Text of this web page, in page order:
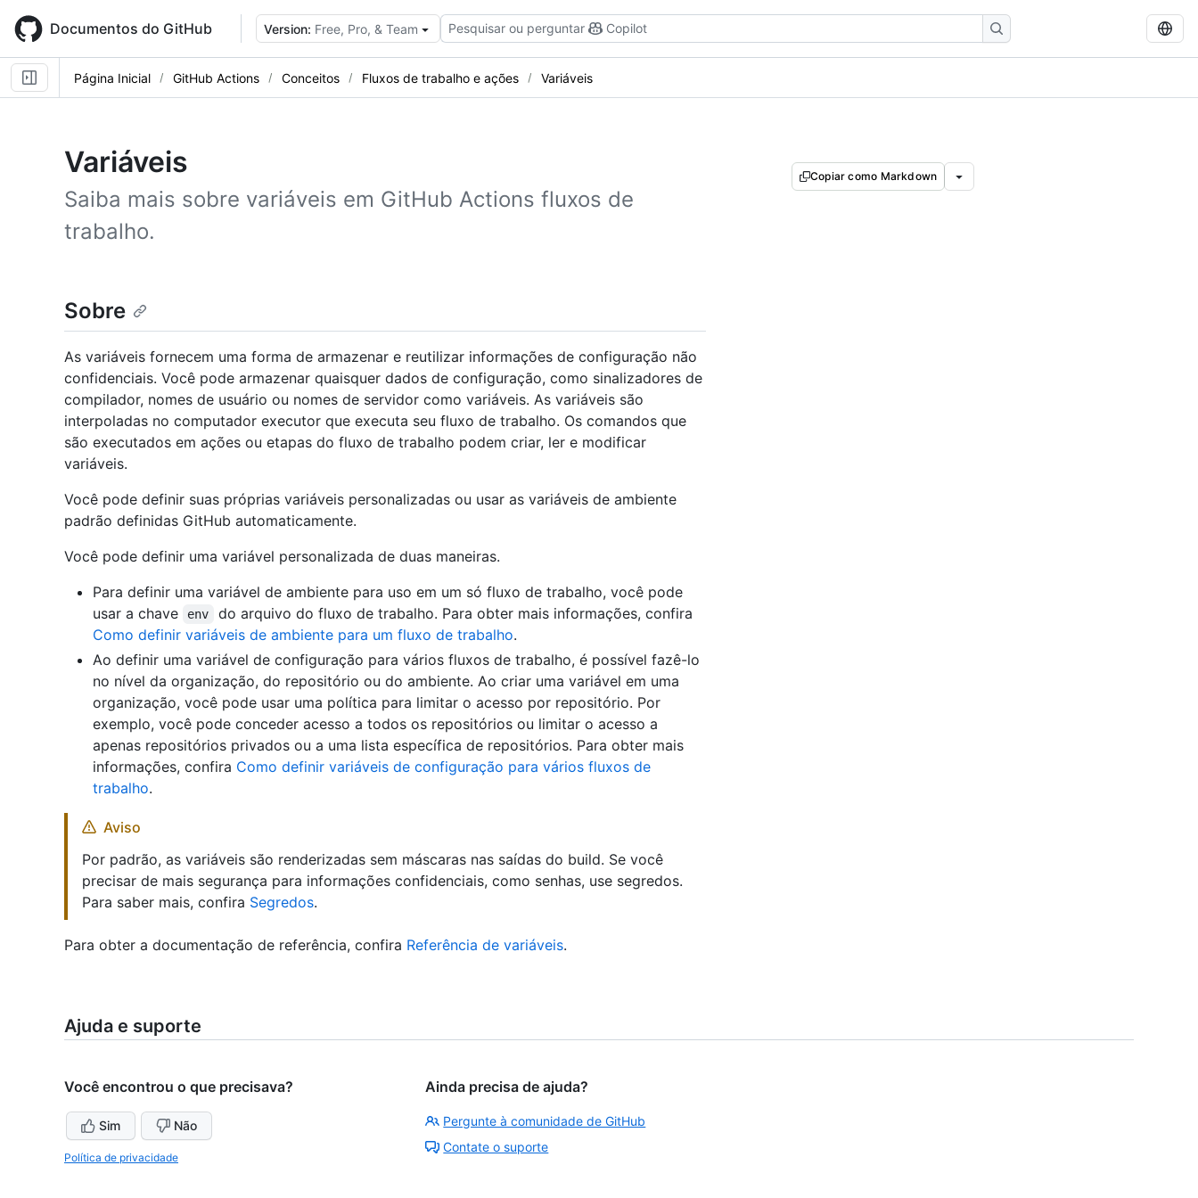
main
content
Documentos do GitHub Version: Free, Pro, & Team Pesquisar ou perguntar Copilot
Página Inicial GitHub Actions Conceitos Fluxos de trabalho e ações Variáveis
Variáveis
Saiba mais sobre variáveis em GitHub Actions fluxos de
trabalho.
Copiar como Markdown
Sobre
As variáveis fornecem uma forma de armazenar e reutilizar informações de configuração não
confidenciais. Você pode armazenar quaisquer dados de configuração, como sinalizadores de
compilador, nomes de usuário ou nomes de servidor como variáveis. As variáveis são
interpoladas no computador executor que executa seu fluxo de trabalho. Os comandos que
são executados em ações ou etapas do fluxo de trabalho podem criar, ler e modificar
variáveis.
Você pode definir suas próprias variáveis personalizadas ou usar as variáveis de ambiente
padrão definidas GitHub automaticamente.
Você pode definir uma variável personalizada de duas maneiras.
Para definir uma variável de ambiente para uso em um só fluxo de trabalho, você pode
usar a chave
env
do arquivo do fluxo de trabalho. Para obter mais informações, confira
Como definir variáveis de ambiente para um fluxo de trabalho.
Ao definir uma variável de configuração para vários fluxos de trabalho, é possível fazê-lo
no nível da organização, do repositório ou do ambiente. Ao criar uma variável em uma
organização, você pode usar uma política para limitar o acesso por repositório. Por
exemplo, você pode conceder acesso a todos os repositórios ou limitar o acesso a
apenas repositórios privados ou a uma lista específica de repositórios. Para obter mais
informações, confira Como definir variáveis de configuração para vários fluxos de
trabalho.
Aviso
Por padrão, as variáveis são renderizadas sem máscaras nas saídas do build. Se você
precisar de mais segurança para informações confidenciais, como senhas, use segredos.
Para saber mais, confira Segredos.
Para obter a documentação de referência, confira Referência de variáveis.
Ajuda e suporte
Você encontrou o que precisava?
Sim Não
Política de privacidade
Ainda precisa de ajuda?
Pergunte à comunidade de GitHub
Contate o suporte